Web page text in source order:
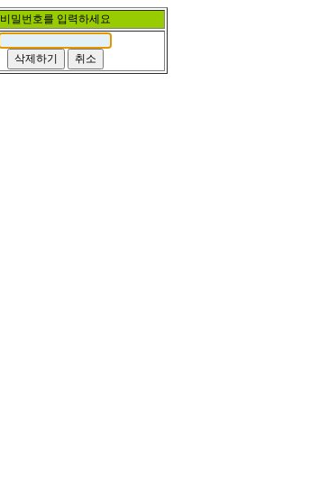
비밀번호를 입력하세요